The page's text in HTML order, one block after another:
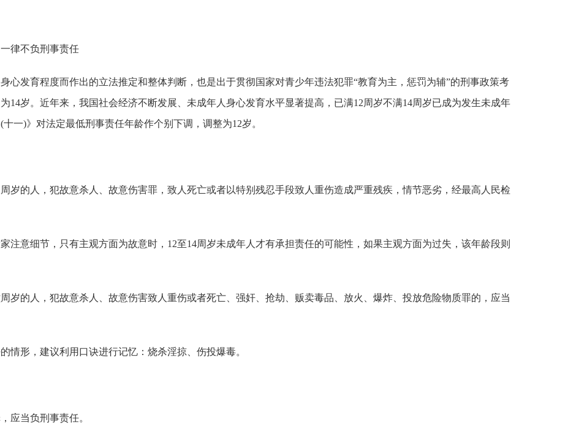
律不负刑事责任
心发育程度而作出的立法推定和整体判断，也是出于贯彻国家对青少年违法犯罪“教育为主，惩罚为辅”的刑事政策考
14岁。近年来，我国社会经济不断发展、未成年人身心发育水平显著提高，已满12周岁不满14周岁已成为发生未成年
一)》对法定最低刑事责任年龄作个别下调，调整为12岁。
岁的人，犯故意杀人、故意伤害罪，致人死亡或者以特别残忍手段致人重伤造成严重残疾，情节恶劣，经最高人民检
注意细节，只有主观方面为故意时，12至14周岁未成年人才有承担责任的可能性，如果主观方面为过失，该年龄段则
岁的人，犯故意杀人、故意伤害致人重伤或者死亡、强奸、抢劫、贩卖毒品、放火、爆炸、投放危险物质罪的，应当
情形，建议利用口诀进行记忆：烧杀淫掠、伤投爆毒。
应当负刑事责任。